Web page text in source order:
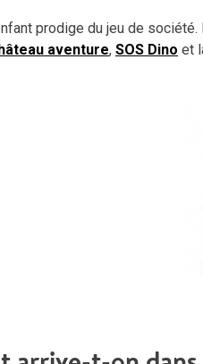
prodige du jeu de société.
aventure, SOS Dino et